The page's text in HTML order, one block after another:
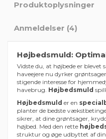
Produktoplysninger
Anmeldelser (4)
Højbedsmuld:
Vidste du, at højbede er blevet
haveejere nu dyrker
stigende interesse for
havebrug. Højbedsmuld
Højbedsmuld er en
planter de bedste
sikrer, at dine grøntsager,
højbed. Med den rette
struktur og øge udbyttet af